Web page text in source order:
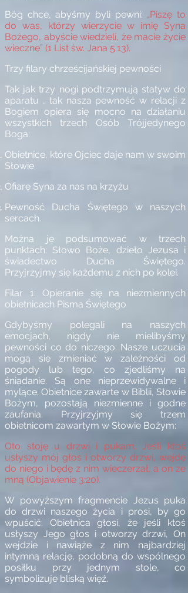
Bóg chce, abyśmy byli pewni: „Piszę to
do was, którzy wierzycie w imię Syna
Bożego, abyście wiedzieli, że macie życie
wieczne” (1 List św. Jana 5:13).
Trzy filary chrześcijańskiej pewności
Tak jak trzy nogi podtrzymują statyw do
aparatu , tak nasza pewność w relacji z
Bogiem opiera się mocno na działaniu
wszystkich trzech Osób Trójjedynego
Boga:
Obietnice, które Ojciec daje nam w swoim
Słowie
Ofiarę Syna za nas na krzyżu
Pewność Ducha Świętego w naszych
sercach.
Można je podsumować w trzech
punktach: Słowo Boże, dzieło Jezusa i
świadectwo Ducha Świętego.
Przyjrzyjmy się każdemu z nich po kolei.
Filar 1: Opieranie się na niezmiennych
obietnicach Pisma Świętego
Gdybyśmy polegali na naszych
emocjach, nigdy nie mielibyśmy
pewności co do niczego. Nasze uczucia
mogą się zmieniać w zależności od
pogody lub tego, co zjedliśmy na
śniadanie. Są one nieprzewidywalne i
mylące. Obietnice zawarte w Biblii, Słowie
Bożym, pozostają niezmienne i godne
zaufania. Przyjrzyjmy się trzem
obietnicom zawartym w Słowie Bożym:
Oto stoję u drzwi i pukam. Jeśli ktoś
usłyszy mój głos i otworzy drzwi, wejdę
do niego i będę z nim wieczerzał, a on ze
mną (Objawienie 3:20).
W powyższym fragmencie Jezus puka
do drzwi naszego życia i prosi, by go
wpuścić. Obietnica głosi, że jeśli ktoś
usłyszy Jego głos i otworzy drzwi, On
wejdzie i nawiąże z nim najbardziej
intymną relację, podobną do wspólnego
posiłku przy jednym stole, co
symbolizuje bliską więź.